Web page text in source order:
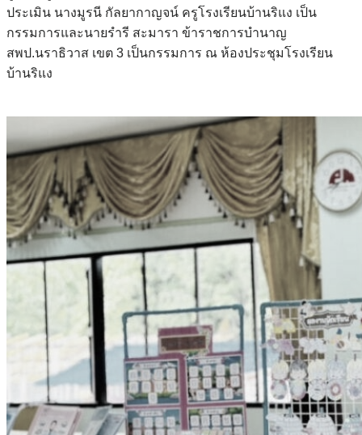
ประเมิน นางมูรนี กัลยากาญจน์ ครูโรงเรียนบ้านริแง เป็น
กรรมการและนายรำรี สะมารา ข้าราชการบำนาญ
สพป.นราธิวาส เขต 3 เป็นกรรมการ ณ ห้องประชุมโรงเรียน
บ้านริแง